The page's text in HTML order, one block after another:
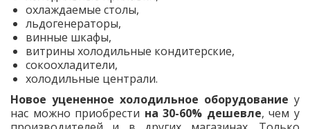
охлаждаемые столы,
льдогенераторы,
винные шкафы,
витрины холодильные кондитерские,
сокоохладители,
холодильные централи.
Новое уцененное холодильное оборудование у
нас можно приобрести на 30-60% дешевле, чем у